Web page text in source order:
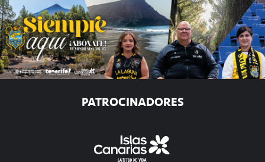
PATROCINADORES